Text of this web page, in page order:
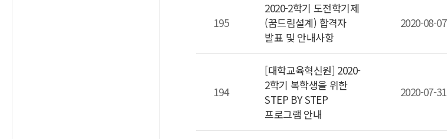
195
2020-2학기 도전학기제
(꿈드림설계) 합격자
발표 및 안내사항
2020-08-07
194
[대학교육혁신원] 2020-
2학기 복학생을 위한
STEP BY STEP
프로그램 안내
2020-07-31